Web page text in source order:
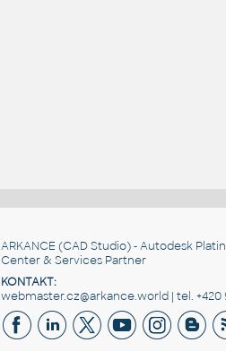
ARKANCE (CAD Studio) - Autodesk
Center & Services Partner
KONTAKT:
webmaster.cz@arkance.world | tel. +420